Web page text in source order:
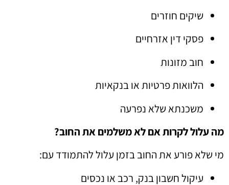
שיקים חוזרים
פסקי דין אזרחיים
חוב מזונות
הלוואות פרטיות או בנקאיות
משכנתא שלא נפרעה
מה עלול לקרות אם לא משלמים את החוב?
מי שלא פורע את החוב בזמן עלול להתמודד עם:
עיקול חשבון בנק, רכב או נכסים